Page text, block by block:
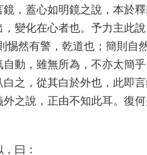
，蓋心如明鏡之說，本於
變化在心者也。予力主此
惕然有警，乾道也；簡則自
動，雖無所為，不亦太簡
之，從其白於外也，此即
之說，正由不知此耳。復
曰：